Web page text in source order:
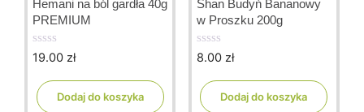
Hemani na ból gardła 40g
PREMIUM
0
o
19.00 zł
Dodaj do koszyka
Shan Budyń Bananowy
w Proszku 200g
0
o
8.00 zł
Dodaj do koszyka